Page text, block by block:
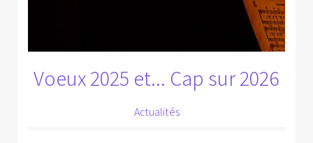
Voeux 2025 et... Cap sur 2026
Actualités